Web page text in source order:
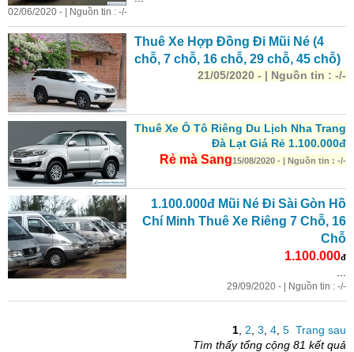
02/06/2020 - | Nguồn tin : -/-
Thuê Xe Hợp Đồng Đi Mũi Né (4
chỗ, 7 chỗ, 16 chỗ, 29 chỗ, 45 chỗ)
21/05/2020 - | Nguồn tin : -/-
Thuê Xe Ô Tô Riêng Du Lịch Nha Trang
Đà Lạt Giá Rẻ 1.100.000đ
Rẻ mà Sang15/08/2020 - | Nguồn tin : -/-
1.100.000đ Mũi Né Đi Sài Gòn Hồ
Chí Minh Thuê Xe Riêng 7 Chỗ, 16
Chỗ
1.100.000đ
29/09/2020 - | Nguồn tin : -/-
1 2 3 4 5 Trang sau
Tìm thấy tổng cộng 81 kết quả